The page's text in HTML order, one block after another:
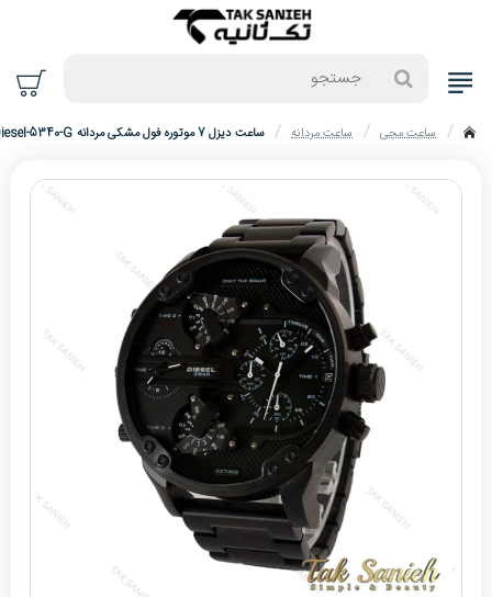
home
ساعت مچی ساعت مردانه ساعت دیزل 7 موتوره فول مشکی مردانه Diesel-5340-G